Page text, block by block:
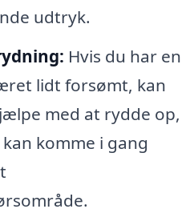
udtryk.
Hvis du har en
lidt forsømt, kan
med at rydde op,
komme i gang